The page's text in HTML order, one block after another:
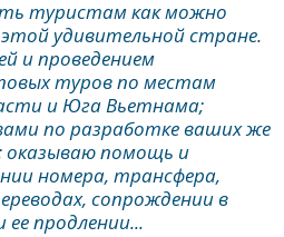
туристам как можно
удивительной стране.
и проведением
туров по местам
и Юга Вьетнама;
по разработке ваших же
оказываю помощь и
номера, трансфера,
сопрождении в
ее продлении...